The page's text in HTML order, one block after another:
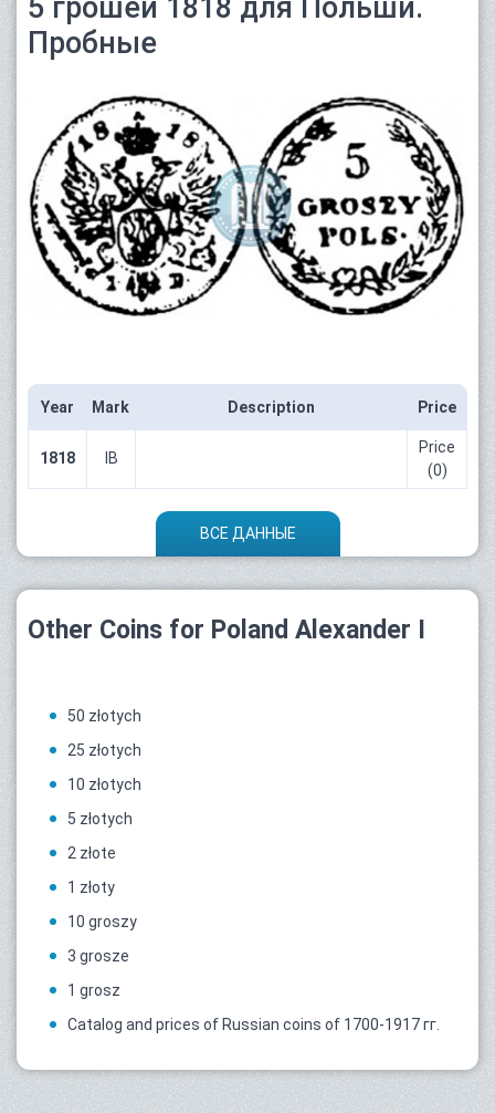
5 грошей 1818 для Польши.
Пробные
Year Mark Description Price
1818 IB
Price
(0)
ВСЕ ДАННЫЕ
Other Coins for Poland Alexander I
50 złotych
25 złotych
10 złotych
5 złotych
2 złote
1 złoty
10 groszy
3 grosze
1 grosz
Catalog and prices of Russian coins of 1700-1917 гг.